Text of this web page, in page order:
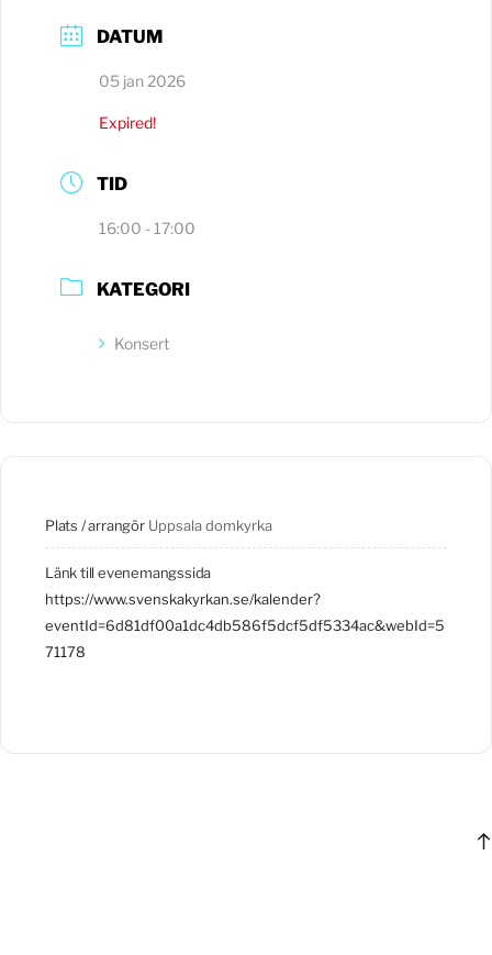
DATUM
05 jan 2026
Expired!
TID
16:00 - 17:00
KATEGORI
Konsert
Plats / arrangör Uppsala domkyrka
Länk till evenemangssida
https://www.svenskakyrkan.se/kalender?
eventId=6d81df00a1dc4db586f5dcf5df5334ac&webId=5
71178